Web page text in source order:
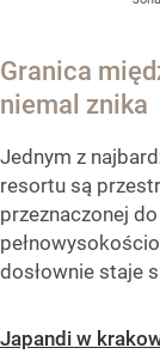
Granica
niemal znika
Jednym z
resortu są
przeznaczonej
dosłownie staje
Japandi w